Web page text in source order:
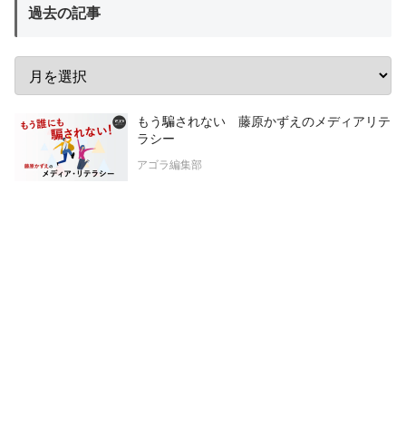
過去の記事
もう騙されない 藤原かずえのメディアリテ
ラシー
アゴラ編集部